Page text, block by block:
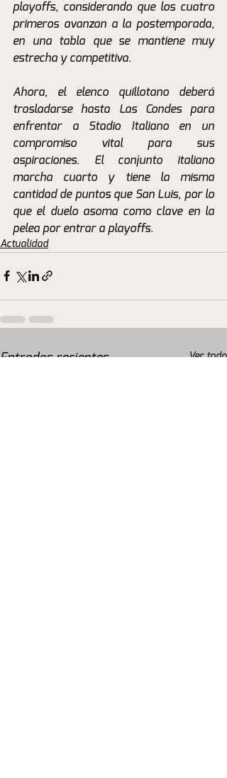
playoffs, considerando que los cuatro
primeros avanzan a la postemporada,
en una tabla que se mantiene muy
estrecha y competitiva.
Ahora, el elenco quillotano deberá
trasladarse hasta Las Condes para
enfrentar a Stadio Italiano en un
compromiso vital para sus
aspiraciones. El conjunto italiano
marcha cuarto y tiene la misma
cantidad de puntos que San Luis, por lo
que el duelo asoma como clave en la
pelea por entrar a playoffs.
Actualidad
Entradas recientes Ver todo